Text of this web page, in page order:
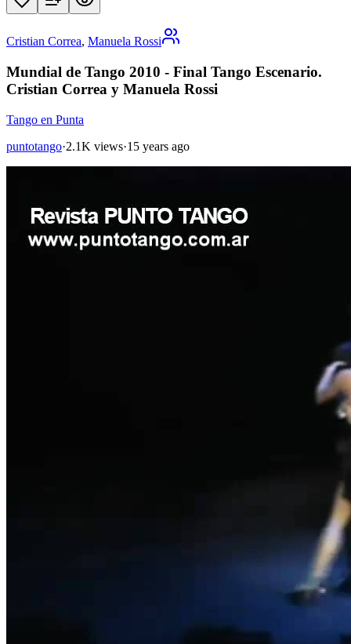
Cristian Correa, Manuela Rossi
Mundial de Tango 2010 - Final Tango Escenario.
Cristian Correa y Manuela Rossi
Tango en Punta
puntotango·2.1K views·15 years ago